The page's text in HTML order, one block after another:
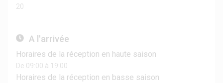
20
A l'arrivée
Horaires de la réception en haute saison
De 09:00 à 19:00
Horaires de la réception en basse saison